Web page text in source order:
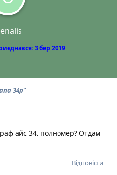
3 бер 2019
34р"
айс 34, полномер? Отдам
Відповісти